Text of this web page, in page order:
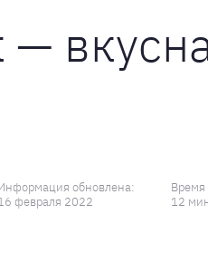
обновлена:
февраля 2022
Время
12